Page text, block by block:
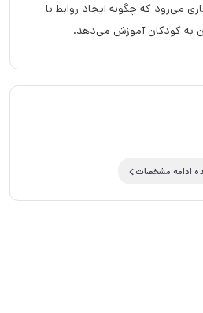
می‌رود که چگونه ایجاد روابط با
به کودکان آموزش می‌دهد.
ادامه مشخصات